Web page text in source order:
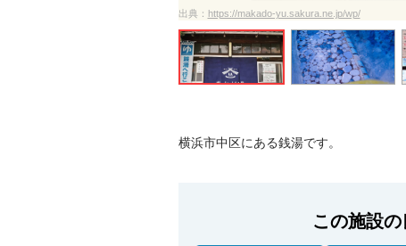
出典： https://makado-yu.sakura.ne.jp/wp/
横浜市中区にある銭湯です。
この施設